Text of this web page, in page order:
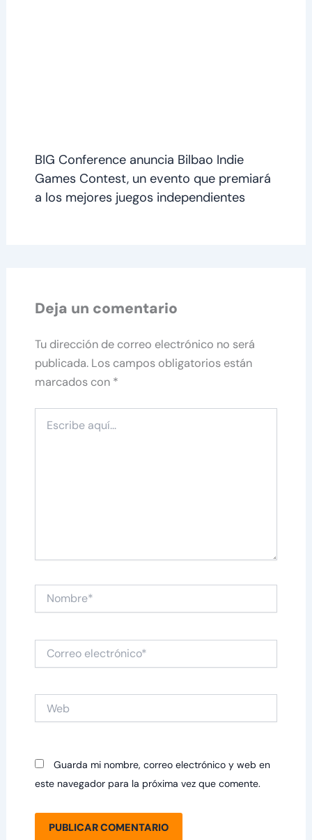
BIG Conference anuncia Bilbao Indie
Games Contest, un evento que premiará
a los mejores juegos independientes
Deja un comentario
Tu dirección de correo electrónico no será
publicada. Los campos obligatorios están
marcados con *
aquí...
Nombre*
Correo
electrónico*
Guarda mi nombre, correo electrónico y web en
este navegador para la próxima vez que comente.